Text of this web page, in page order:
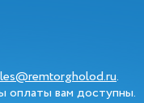
.
оплаты вам доступны.